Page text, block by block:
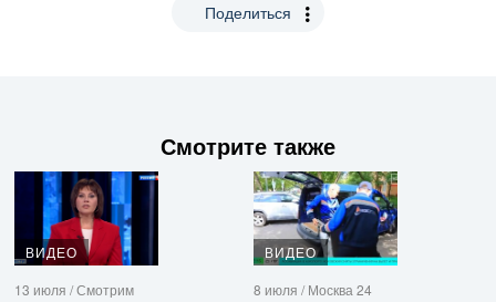
Поделиться
Смотрите также
ВИДЕО
13 июля / Смотрим
ВИДЕО
8 июля / Москва 24